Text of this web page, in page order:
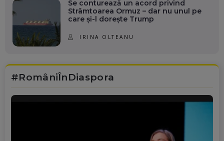
Se conturează un acord privind
Strâmtoarea Ormuz – dar nu unul pe
care și-l dorește Trump
IRINA OLTEANU
#RomâniÎnDiaspora